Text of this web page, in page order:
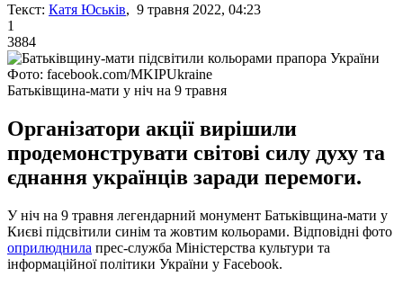
Текст: Катя Юськів, 9 травня 2022, 04:23
1
3884
Фото: facebook.com/MKIPUkraine
Батьківщина-мати у ніч на 9 травня
Організатори акції вирішили
продемонструвати світові силу духу та
єднання українців заради перемоги.
У ніч на 9 травня легендарний монумент Батьківщина-мати у
Києві підсвітили синім та жовтим кольорами. Відповідні фото
оприлюднила прес-служба Міністерства культури та
інформаційної політики України у Facebook.